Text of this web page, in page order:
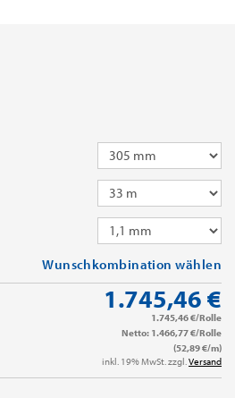
Wunschkombination wählen
1.745,46 €
1.745,46 €/Rolle
Netto: 1.466,77 €/Rolle
(52,89 €/m)
inkl. 19% MwSt. zzgl. Versand